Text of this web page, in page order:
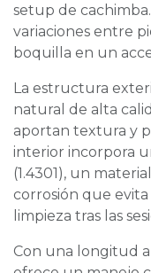
setup de
variaciones entre
boquilla en un
La estructura
natural de alta
aportan textura y
interior incorpora
(1.4301), un
corrosión que
limpieza tras las
Con una longitud